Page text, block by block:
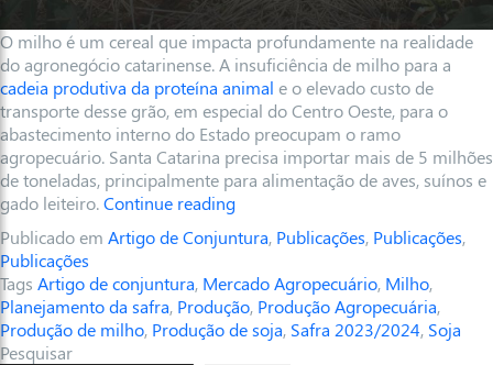
O milho é um cereal que impacta profundamente na realidade
do agronegócio catarinense. A insuficiência de milho para a
cadeia produtiva da proteína animal e o elevado custo de
transporte desse grão, em especial do Centro Oeste, para o
abastecimento interno do Estado preocupam o ramo
agropecuário. Santa Catarina precisa importar mais de 5 milhões
de toneladas, principalmente para alimentação de aves, suínos e
gado leiteiro.Continue reading
Publicado em Artigo de Conjuntura, Publicações, Publicações,
Publicações
Tags Artigo de conjuntura, Mercado Agropecuário, Milho,
Planejamento da safra, Produção, Produção Agropecuária,
Produção de milho, Produção de soja, Safra 2023/2024, Soja
Pesquisar